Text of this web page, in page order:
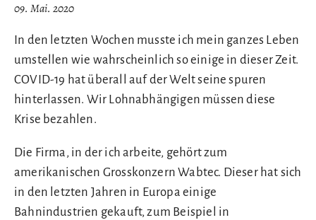
09. Mai. 2020
In den letzten Wochen musste ich mein ganzes Leben
umstellen wie wahrscheinlich so einige in dieser Zeit.
COVID-19 hat überall auf der Welt seine spuren
hinterlassen. Wir Lohnabhängigen müssen diese
Krise bezahlen.
Die Firma, in der ich arbeite, gehört zum
amerikanischen Grosskonzern Wabtec. Dieser hat sich
in den letzten Jahren in Europa einige
Bahnindustrien gekauft, zum Beispiel in